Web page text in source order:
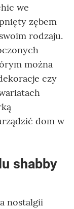
we
zębem
rodzaju.
można
czy
dom w
shabby
nostalgii